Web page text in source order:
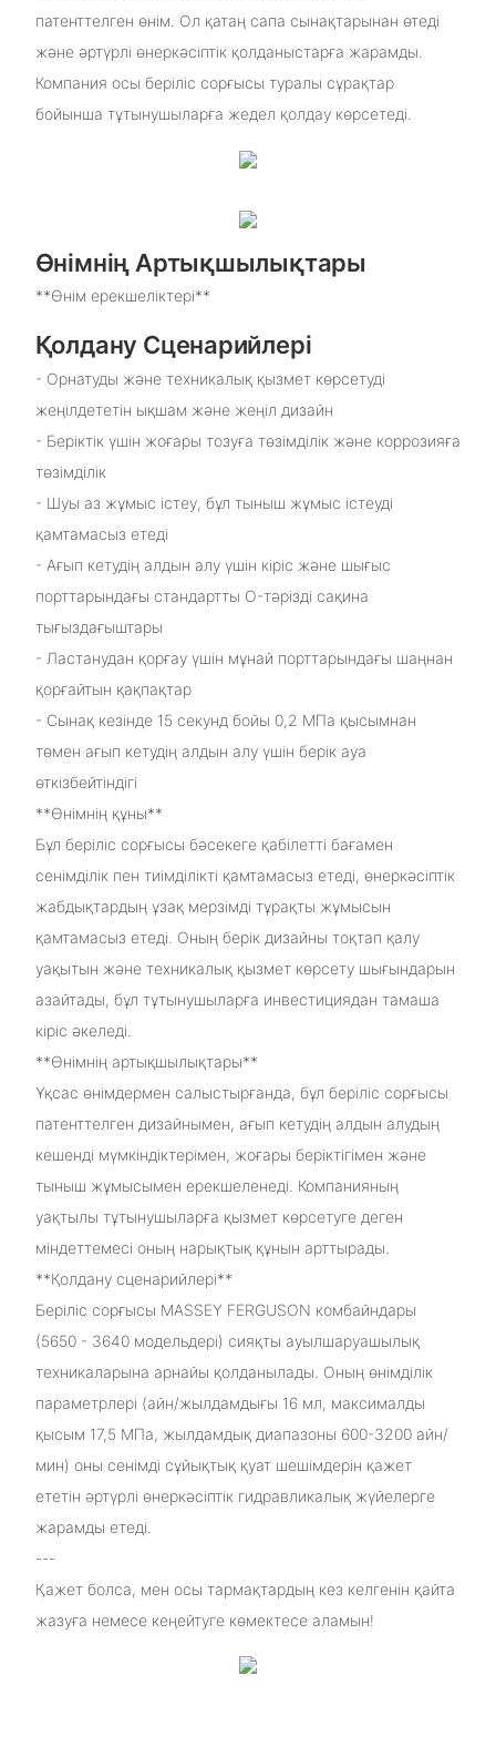
патенттелген өнім. Ол қатаң сапа сынақтарынан өтеді
және әртүрлі өнеркәсіптік қолданыстарға жарамды.
Компания осы беріліс сорғысы туралы сұрақтар
бойынша тұтынушыларға жедел қолдау көрсетеді.
Өнімнің Артықшылықтары
**Өнім ерекшеліктері**
Қолдану Сценарийлері
- Орнатуды және техникалық қызмет көрсетуді
жеңілдететін ықшам және жеңіл дизайн
- Беріктік үшін жоғары тозуға төзімділік және коррозияға
төзімділік
- Шуы аз жұмыс істеу, бұл тыныш жұмыс істеуді
қамтамасыз етеді
- Ағып кетудің алдын алу үшін кіріс және шығыс
порттарындағы стандартты O-тәрізді сақина
тығыздағыштары
- Ластанудан қорғау үшін мұнай порттарындағы шаңнан
қорғайтын қақпақтар
- Сынақ кезінде 15 секунд бойы 0,2 МПа қысымнан
төмен ағып кетудің алдын алу үшін берік ауа
өткізбейтіндігі
**Өнімнің құны**
Бұл беріліс сорғысы бәсекеге қабілетті бағамен
сенімділік пен тиімділікті қамтамасыз етеді, өнеркәсіптік
жабдықтардың ұзақ мерзімді тұрақты жұмысын
қамтамасыз етеді. Оның берік дизайны тоқтап қалу
уақытын және техникалық қызмет көрсету шығындарын
азайтады, бұл тұтынушыларға инвестициядан тамаша
кіріс әкеледі.
**Өнімнің артықшылықтары**
Ұқсас өнімдермен салыстырғанда, бұл беріліс сорғысы
патенттелген дизайнымен, ағып кетудің алдын алудың
кешенді мүмкіндіктерімен, жоғары беріктігімен және
тыныш жұмысымен ерекшеленеді. Компанияның
уақтылы тұтынушыларға қызмет көрсетуге деген
міндеттемесі оның нарықтық құнын арттырады.
**Қолдану сценарийлері**
Беріліс сорғысы MASSEY FERGUSON комбайндары
(5650 - 3640 модельдері) сияқты ауылшаруашылық
техникаларына арнайы қолданылады. Оның өнімділік
параметрлері (айн/жылдамдығы 16 мл, максималды
қысым 17,5 МПа, жылдамдық диапазоны 600-3200 айн/
мин) оны сенімді сұйықтық қуат шешімдерін қажет
ететін әртүрлі өнеркәсіптік гидравликалық жүйелерге
жарамды етеді.
---
Қажет болса, мен осы тармақтардың кез келгенін қайта
жазуға немесе кеңейтуге көмектесе аламын!